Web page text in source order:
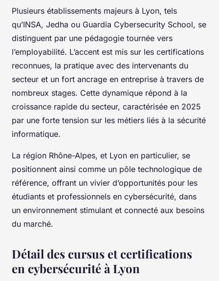
Plusieurs établissements majeurs à Lyon, tels
qu’INSA, Jedha ou Guardia Cybersecurity School, se
distinguent par une pédagogie tournée vers
l’employabilité. L’accent est mis sur les certifications
reconnues, la pratique avec des intervenants du
secteur et un fort ancrage en entreprise à travers de
nombreux stages. Cette dynamique répond à la
croissance rapide du secteur, caractérisée en 2025
par une forte tension sur les métiers liés à la sécurité
informatique.
La région Rhône-Alpes, et Lyon en particulier, se
positionnent ainsi comme un pôle technologique de
référence, offrant un vivier d’opportunités pour les
étudiants et professionnels en cybersécurité, dans
un environnement stimulant et connecté aux besoins
du marché.
Détail des cursus et certifications
en cybersécurité à Lyon